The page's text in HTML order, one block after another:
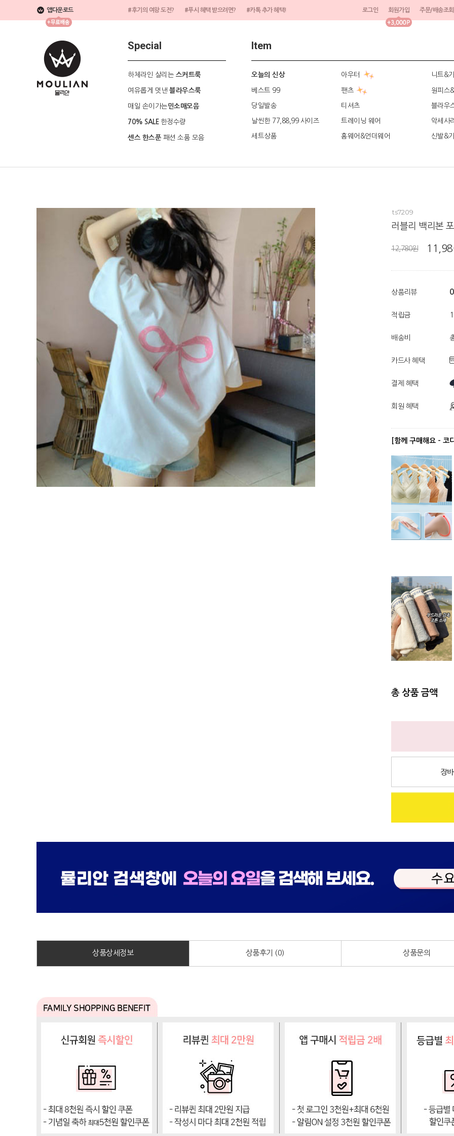
앱다운로드 #후기의 여왕 도전? #푸시 혜택 받으려면? #카톡 추가 혜택! 로그인 회원가입 주문/배송조회
Special
하체라인 살리는 스커트룩
여유롭게 멋낸 블라우스룩
매일 손이가는민소매모음
70% SALE 한정수량
센스 한스푼패션 소품 모음
Item
오늘의 신상 아우터 니트&
베스트 99 팬츠 원피스
당일발송 티셔츠 블라우
날씬한 77,88,99 사이즈 트레이닝 웨어 악세사
세트상품 홈웨어&언더웨어 신발&
ts7209
러블리 백리본
12,780원
상품리뷰 0
적립금
배송비
카드사 혜택
결제 혜택
회원 혜택
[함께 구매해요 - 코
총 상품 금액
상품상세정보 상품후기 (0) 상품문의